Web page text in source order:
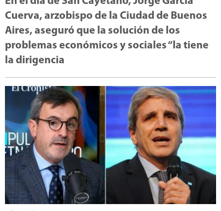
Cuerva, arzobispo de la Ciudad de Buenos
Aires, aseguró que la solución de los
problemas económicos y sociales “la tiene
la dirigencia